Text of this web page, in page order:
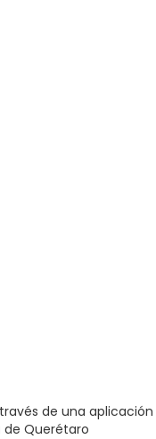
de una aplicación
de Querétaro